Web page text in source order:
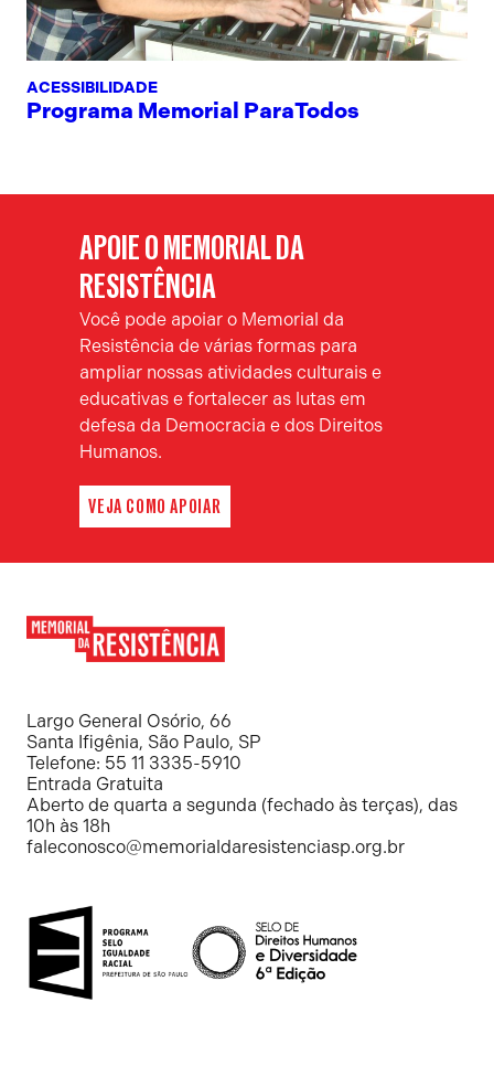
ACESSIBILIDADE
Programa Memorial ParaTodos
APOIE O MEMORIAL DA
RESISTÊNCIA
Você pode apoiar o Memorial da
Resistência de várias formas para
ampliar nossas atividades culturais e
educativas e fortalecer as lutas em
defesa da Democracia e dos Direitos
Humanos.
VEJA COMO APOIAR
Resistência
Largo General Osório, 66
Santa Ifigênia, São Paulo, SP
Telefone: 55 11 3335-5910
Entrada Gratuita
Aberto de quarta a segunda (fechado às terças), das
10h às 18h
faleconosco@memorialdaresistenciasp.org.br